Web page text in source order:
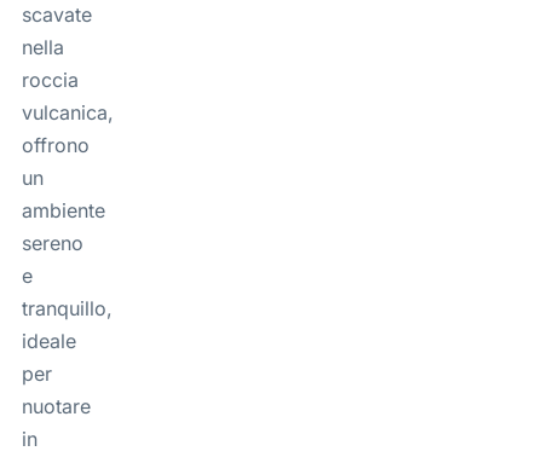
scavate
nella
roccia
vulcanica,
offrono
un
ambiente
sereno
e
tranquillo,
ideale
per
nuotare
in